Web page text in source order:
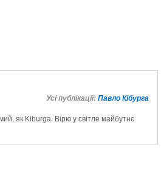
Усі публікації: Павло Кібурга
як Kiburga. Вірю у світле майбутнє